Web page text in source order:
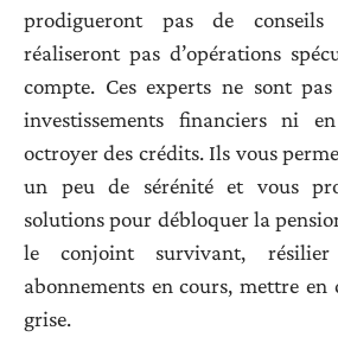
prodigueront pas de
réaliseront pas d’opérations
compte. Ces experts ne sont
investissements financiers ni
octroyer des crédits. Ils vous
un peu de sérénité et vous
solutions pour débloquer la
le conjoint survivant,
abonnements en cours, mettre
grise.